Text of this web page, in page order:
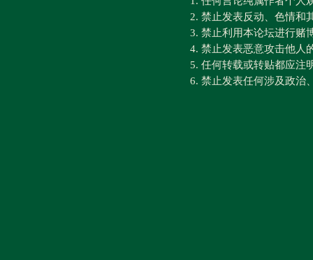
2. 禁止发表反动、色情和
3. 禁止利用本论坛进行赌
4. 禁止发表恶意攻击他人
5. 任何转载或转贴都应注
6. 禁止发表任何涉及政治